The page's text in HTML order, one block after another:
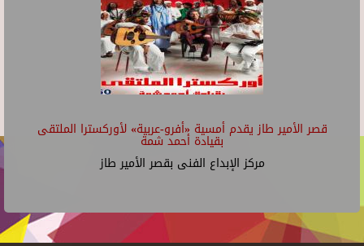
قصر الأمير طاز يقدم أمسية «أفرو-عربية» لأوركسترا الملتقى
بقيادة أحمد شمة
مركز الإبداع الفنى بقصر الأمير طاز